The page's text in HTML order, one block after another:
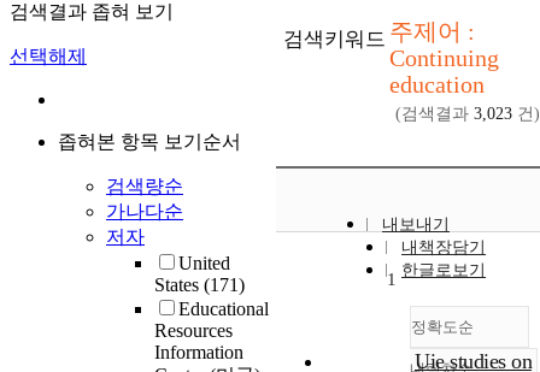
검색결과 좁혀 보기
선택해제
좁혀본 항목 보기순서
검색량순
가나다순
저자
United
States (171)
Educational
Resources
Information
검색키워드 주제어 :
Continuing
education
(검색결과 3,023 건)
내보내기
내책장담기
한글로보기
정확도순
1
Uie studies on